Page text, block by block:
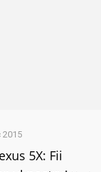
2015
5X: Fii